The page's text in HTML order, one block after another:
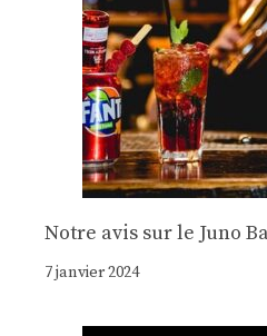
Notre avis sur le Juno
7 janvier 2024